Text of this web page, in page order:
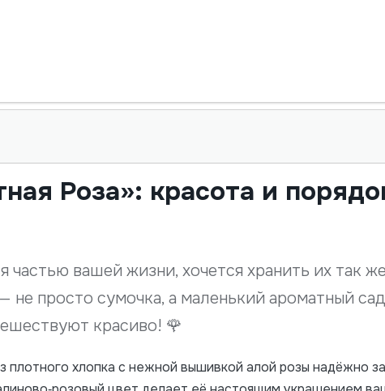
Роза»: красота и
частью вашей жизни, хочется хранить их так
не просто сумочка, а маленький ароматный
красиво! 🌹
плотного хлопка с нежной вышивкой алой розы надёжно